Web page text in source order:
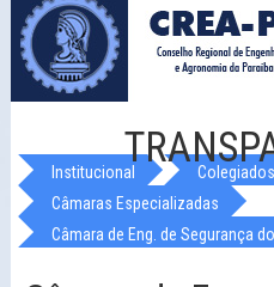
Institucional
Colegiados
Câmaras Especializadas
Câmara de Eng. de Segurança